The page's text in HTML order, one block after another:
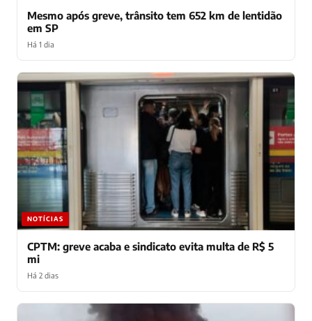
Mesmo após greve, trânsito tem 652 km de lentidão
em SP
Há 1 dia
NOTÍCIAS
CPTM: greve acaba e sindicato evita multa de R$ 5
mi
Há 2 dias